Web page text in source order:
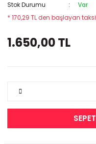
Stok Durumu
Var
* 170,29 TL den başlayan
1.650,00 TL